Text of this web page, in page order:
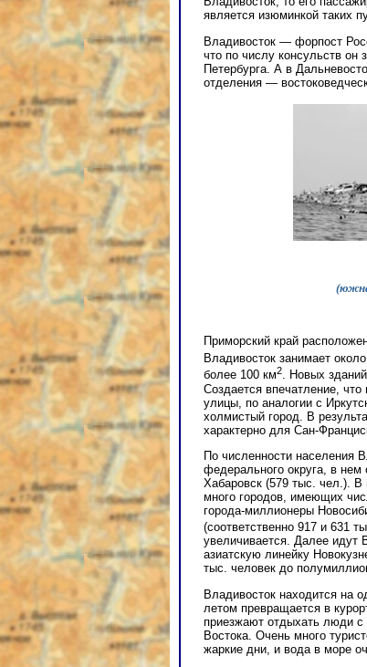
является изюминкой таких
Владивосток — форпост
что по числу консульств он
Петербурга. А в
отделения —
Приморский край
Владивосток занимает
более 100 км2. Новых
Создается впечатление,
улицы, по аналогии с
холмистый город. В
характерно для Сан-
По численности населения
федерального округа, в
Хабаровск (579 тыс. чел.). В
много городов, имеющих
города-миллионеры
(соответственно 917 и 631
увеличивается. Далее идут
азиатскую линейку
тыс. человек до
Владивосток находится на
летом превращается в
приезжают отдыхать люди с
Востока. Очень много
жаркие дни, и вода в море